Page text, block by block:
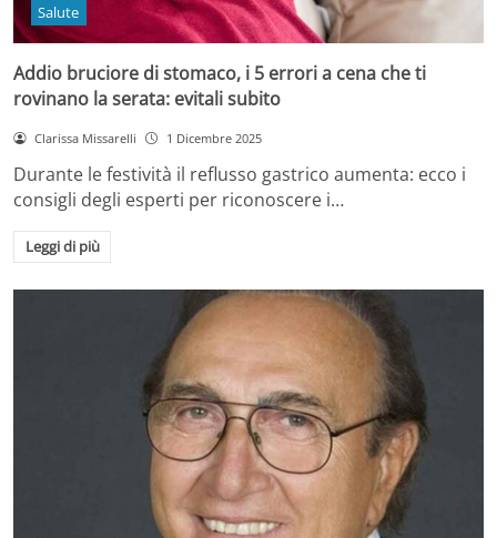
Salute
Addio bruciore di stomaco, i 5 errori a cena che ti
rovinano la serata: evitali subito
Clarissa Missarelli 1 Dicembre 2025
Durante le festività il reflusso gastrico aumenta: ecco i
consigli degli esperti per riconoscere i…
Leggi di più